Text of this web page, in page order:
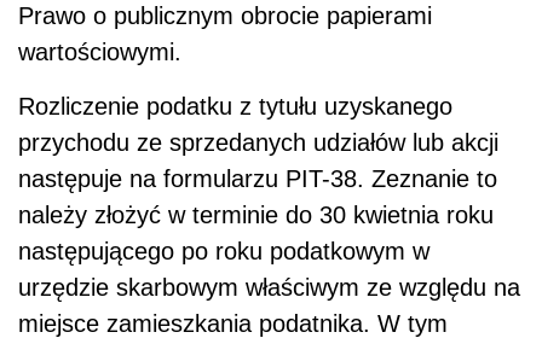
Prawo o publicznym obrocie papierami
wartościowymi.
Rozliczenie podatku z tytułu uzyskanego
przychodu ze sprzedanych udziałów lub akcji
następuje na formularzu PIT-38. Zeznanie to
należy złożyć w terminie do 30 kwietnia roku
następującego po roku podatkowym w
urzędzie skarbowym właściwym ze względu na
miejsce zamieszkania podatnika. W tym